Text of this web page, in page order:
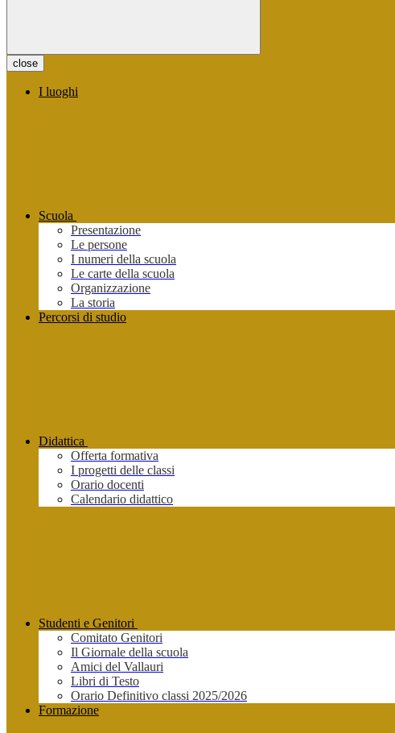
close
I luoghi
Scuola
Presentazione
Le persone
I numeri della scuola
Le carte della scuola
Organizzazione
La storia
Percorsi di studio
Didattica
Offerta formativa
I progetti delle classi
Orario docenti
Calendario didattico
Studenti e Genitori
Comitato Genitori
Il Giornale della scuola
Amici del Vallauri
Libri di Testo
Orario Definitivo classi 2025/2026
Formazione